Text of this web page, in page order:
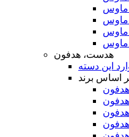
هدست، هدفون
این دسته
اساس برند